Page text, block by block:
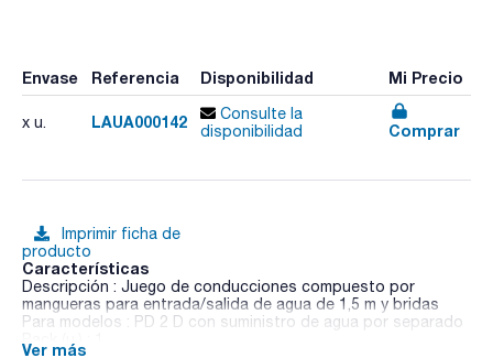
Envase Referencia Disponibilidad Mi Precio
x u. LAUA000142
Consulte la
disponibilidad
Comprar
Imprimir ficha de
producto
Características
Descripción : Juego de conducciones compuesto por
mangueras para entrada/salida de agua de 1,5 m y bridas
Para modelos : PD 2 D con suministro de agua por separado
Ver más